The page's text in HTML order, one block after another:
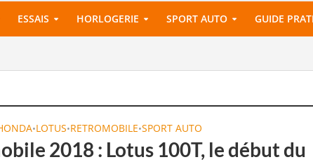
ESSAIS HORLOGERIE SPORT AUTO GUIDE
•LOTUS•RETROMOBILE•SPORT AUTO
2018 : Lotus 100T, le début du